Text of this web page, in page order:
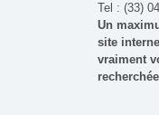
Tel : (33)
Un
site
vraiment